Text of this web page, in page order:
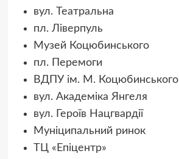
вул. Театральна
пл. Ліверпуль
Музей Коцюбинського
пл. Перемоги
ВДПУ ім. М. Коцюбинського
вул. Академіка Янгеля
вул. Героїв Нацгвардії
Муніципальний ринок
ТЦ «Епіцентр»